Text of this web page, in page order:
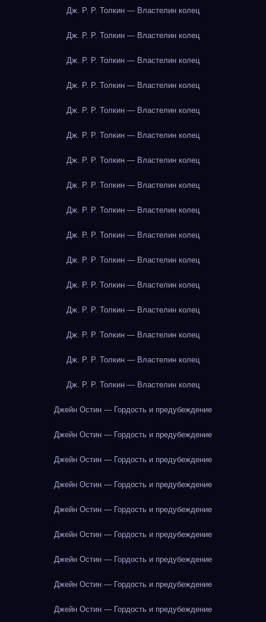
Дж. Р. Р. Толкин — Властелин колец
Дж. Р. Р. Толкин — Властелин колец
Дж. Р. Р. Толкин — Властелин колец
Дж. Р. Р. Толкин — Властелин колец
Дж. Р. Р. Толкин — Властелин колец
Дж. Р. Р. Толкин — Властелин колец
Дж. Р. Р. Толкин — Властелин колец
Дж. Р. Р. Толкин — Властелин колец
Дж. Р. Р. Толкин — Властелин колец
Дж. Р. Р. Толкин — Властелин колец
Дж. Р. Р. Толкин — Властелин колец
Дж. Р. Р. Толкин — Властелин колец
Дж. Р. Р. Толкин — Властелин колец
Дж. Р. Р. Толкин — Властелин колец
Дж. Р. Р. Толкин — Властелин колец
Дж. Р. Р. Толкин — Властелин колец
Джейн Остин — Гордость и предубеждение
Джейн Остин — Гордость и предубеждение
Джейн Остин — Гордость и предубеждение
Джейн Остин — Гордость и предубеждение
Джейн Остин — Гордость и предубеждение
Джейн Остин — Гордость и предубеждение
Джейн Остин — Гордость и предубеждение
Джейн Остин — Гордость и предубеждение
Джейн Остин — Гордость и предубеждение